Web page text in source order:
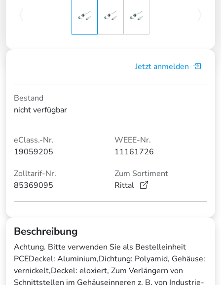
Jetzt anmelden
Bestand
nicht verfügbar
eClass.-Nr.
19059205
WEEE-Nr.
11161726
Zolltarif-Nr.
85369095
Zum Sortiment
Rittal
Beschreibung
Achtung. Bitte verwenden Sie als Bestelleinheit
PCEDeckel: Aluminium,Dichtung: Polyamid, Gehäuse:
vernickelt,Deckel: eloxiert, Zum Verlängern von
Schnittstellen im Gehäuseinneren z. B. von Industrie-